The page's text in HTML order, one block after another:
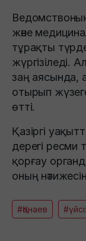
Ведомствоның
және
тұрақты
жүргізіледі.
заң аясында,
отырып
өтті.
Қазіргі
дерегі ресми
қорғау
оның
#Қонаев